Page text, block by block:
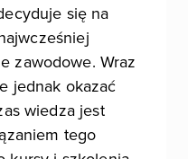
się na
zawodowe. Wraz
jednak okazać
wiedza jest
tego